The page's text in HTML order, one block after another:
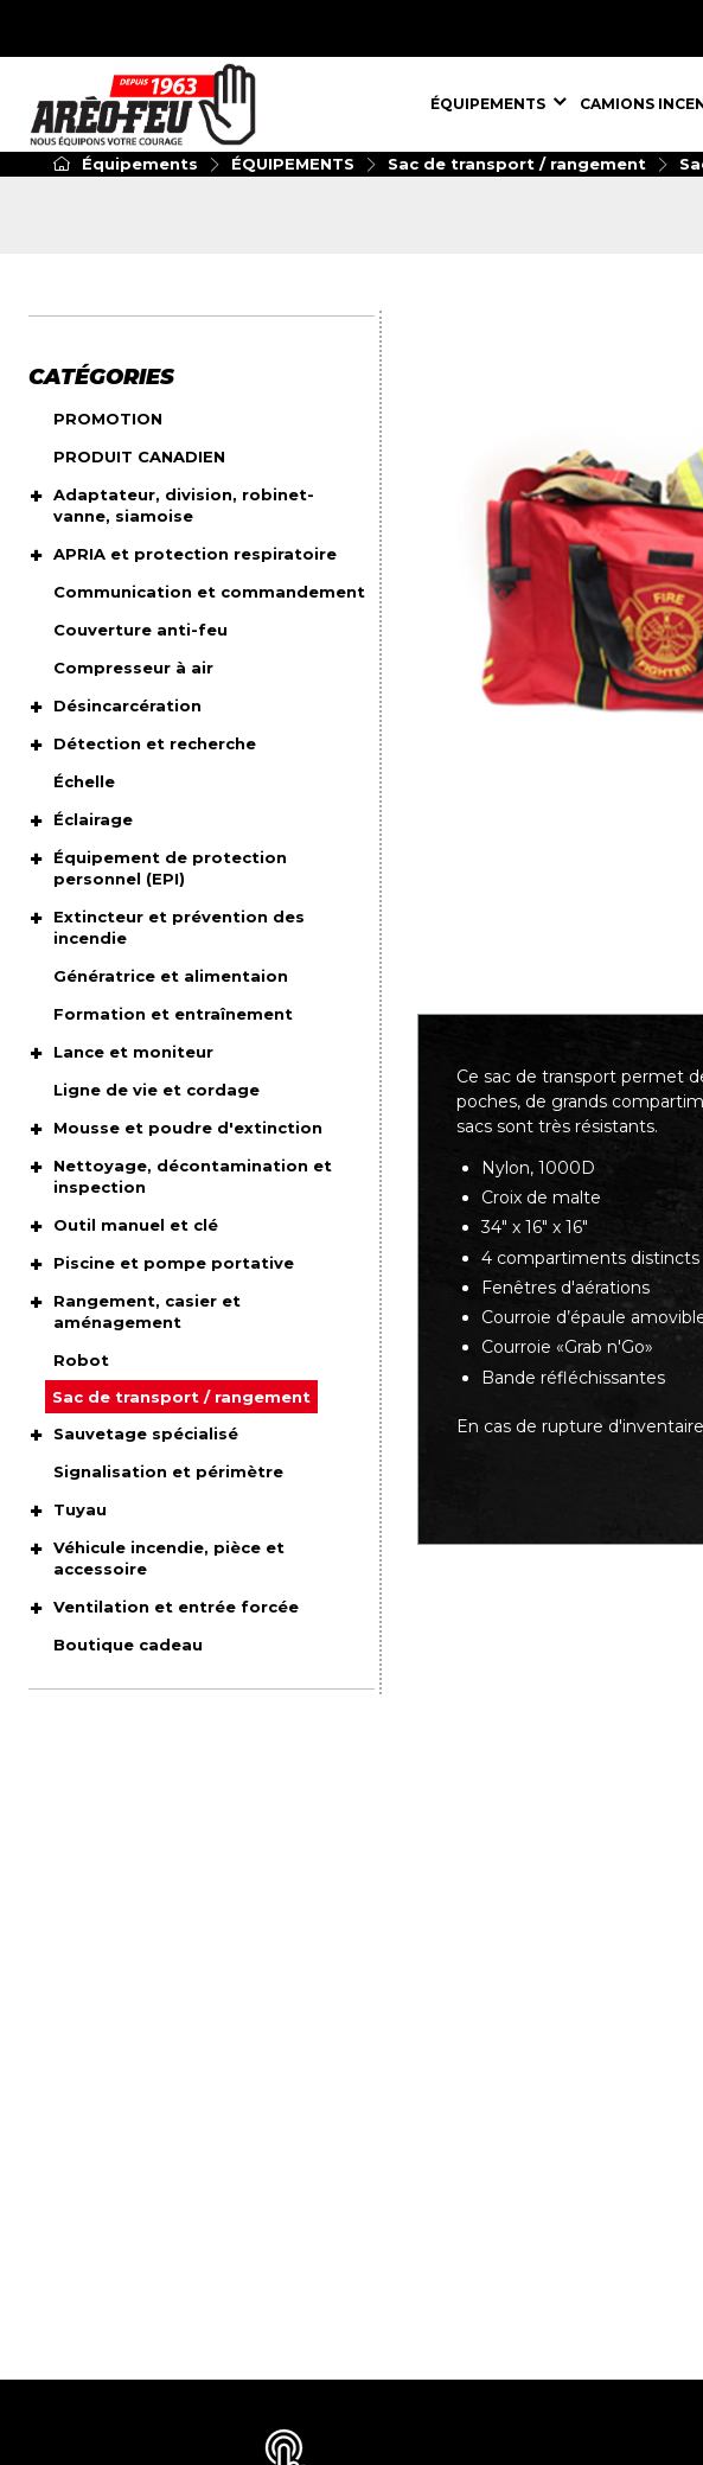
ÉQUIPEMENTS,
ÉQUIPEMENTS ÉQUIPEMENTS,
CAMIONS
Équipements ÉQUIPEMENTS Sac de transport / rangement
CATÉGORIES
PROMOTION
PRODUIT CANADIEN
Adaptateur, division, robinet-
vanne, siamoise
APRIA et protection respiratoire
Communication et commandement
Couverture anti-feu
Compresseur à air
Désincarcération
Détection et recherche
Échelle
Éclairage
Équipement de protection
personnel (EPI)
Extincteur et prévention des
incendie
Génératrice et alimentaion
Formation et entraînement
Lance et moniteur
Ligne de vie et cordage
Mousse et poudre d'extinction
Nettoyage, décontamination et
inspection
Outil manuel et clé
Piscine et pompe portative
Rangement, casier et
aménagement
Robot
Sac de transport / rangement
Sauvetage spécialisé
Signalisation et périmètre
Tuyau
Véhicule incendie, pièce et
accessoire
Ventilation et entrée forcée
Boutique cadeau
Ce sac de transport permet
poches, de grands
sacs sont très résistants.
Nylon, 1000D
Croix de malte
34" x 16" x 16"
4 compartiments distincts
Fenêtres d'aérations
Courroie d’épaule
Courroie «Grab n'Go»
Bande réfléchissantes
En cas de rupture